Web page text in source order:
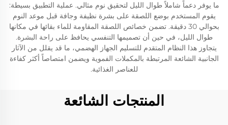
ما يوفر دعماً شاملاً طوال الليل لتحقيق نوم مثالي. عملية التطبيق بسيطة:
يقوم المستخدم بوضع اللصقة على بشرة نظيفة وجافة قبل موعد النوم
بحوالي 30 دقيقة. تضمن خصائص اللصقة المقاومة للماء بقائها في مكانها
طوال الليل، في حين أن تصميمها التنفسي يحافظ على راحة البشرة.
يتجاوز هذا النظام المتقدم للتسليم الجهاز الهضمي، ما قد يقلل من الآثار
الجانبية الشائعة المرتبطة بالمكملات الفموية ويضمن امتصاصاً أكثر كفاءة
للعناصر الغذائية.
المنتجات الشائعة